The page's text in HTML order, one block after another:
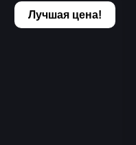
Лучшая цена!